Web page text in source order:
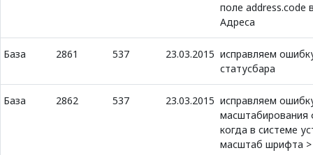
поле address.code
Адреса
База 2861 537 23.03.2015 исправляем
статусбара
База 2862 537 23.03.2015 исправляем
когда в системе
масштаб шрифта >